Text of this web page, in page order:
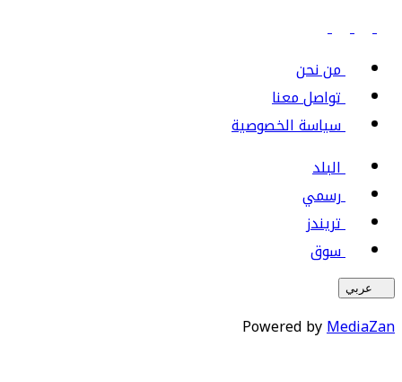
من نحن
تواصل معنا
سياسة الخصوصية
البلد
رسمي
تريندز
سوق
عربي
Powered byMediaZan